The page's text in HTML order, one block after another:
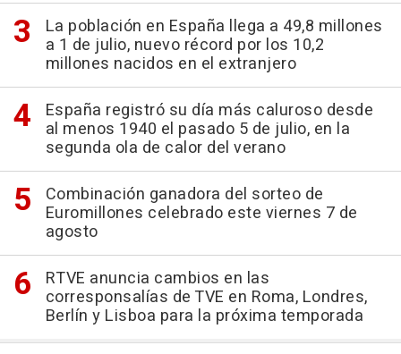
La población en España llega a 49,8 millones
a 1 de julio, nuevo récord por los 10,2
millones nacidos en el extranjero
España registró su día más caluroso desde
al menos 1940 el pasado 5 de julio, en la
segunda ola de calor del verano
Combinación ganadora del sorteo de
Euromillones celebrado este viernes 7 de
agosto
RTVE anuncia cambios en las
corresponsalías de TVE en Roma, Londres,
Berlín y Lisboa para la próxima temporada